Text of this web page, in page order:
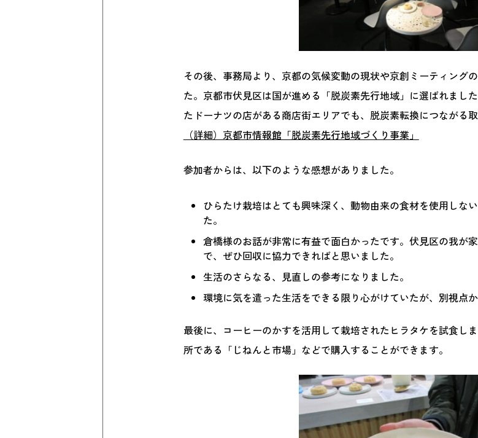
その後、事務局より、京都の気候変動の現状や京創ミーティング
た。京都市伏見区は国が進める「脱炭素先行地域」に選ばれまし
たドーナツの店がある商店街エリアでも、脱炭素転換につながる
（詳細）京都市情報館「脱炭素先行地域づくり事業」
参加者からは、以下のような感想がありました。
ひらたけ栽培はとても興味深く、動物由来の食材を使用しな
た。
倉橋様のお話が非常に有益で面白かったです。伏見区の我が
で、ぜひ回収に協力できればと思いました。
生活のさらなる、見直しの参考になりました。
環境に気を遣った生活をできる限り心がけていたが、別視点
最後に、コーヒーのかすを活用して栽培されたヒラタケを試食し
所である「じねんと市場」などで購入することができます。